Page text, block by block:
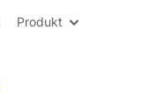
Produkt